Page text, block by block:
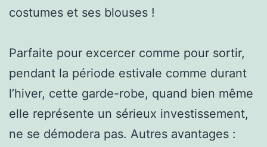
costumes et ses blouses !
Parfaite pour excercer comme pour sortir,
pendant la période estivale comme durant
l’hiver, cette garde-robe, quand bien même
elle représente un sérieux investissement,
ne se démodera pas. Autres avantages :